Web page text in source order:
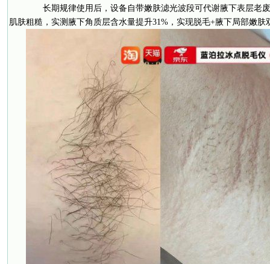
长期规律使用后，设备自带嫩肤滤光波段可代谢腋下表层老
肌肤粗糙，实测腋下角质层含水量提升31%，实现脱毛+腋下局部嫩